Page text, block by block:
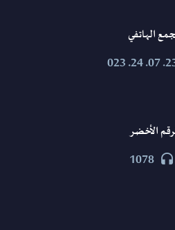
الهاتفي
23. 07.
الأخضر


1078